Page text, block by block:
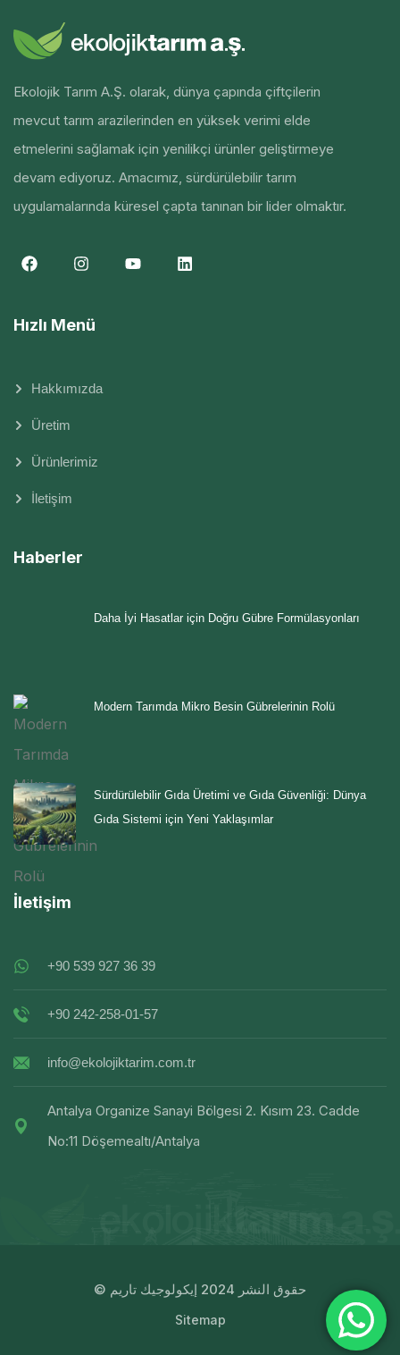
Ekolojik Tarım A.Ş. olarak, dünya çapında çiftçilerin
mevcut tarım arazilerinden en yüksek verimi elde
etmelerini sağlamak için yenilikçi ürünler geliştirmeye
devam ediyoruz. Amacımız, sürdürülebilir tarım
uygulamalarında küresel çapta tanınan bir lider olmaktır.
Hızlı Menü
Hakkımızda
Üretim
Ürünlerimiz
İletişim
Haberler
Daha İyi Hasatlar için Doğru Gübre Formülasyonları
Modern Tarımda Mikro Besin Gübrelerinin Rolü
Sürdürülebilir Gıda Üretimi ve Gıda Güvenliği: Dünya
Gıda Sistemi için Yeni Yaklaşımlar
İletişim
+90 539 927 36 39
+90 242-258-01-57
info@ekolojiktarim.com.tr
Antalya Organize Sanayi Bölgesi 2. Kısım 23. Cadde
No:11 Döşemealtı/Antalya
© حقوق النشر 2024 إيكولوجيك تاريم
Sitemap